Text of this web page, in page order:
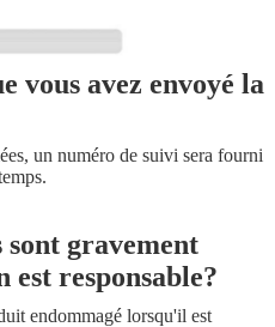
vous avez envoyé la
un numéro de suivi sera fourni
sont gravement
est responsable?
endommagé lorsqu'il est